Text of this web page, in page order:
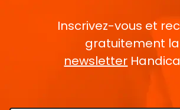
Inscrivez-vous et
gratuitement la
newsletter